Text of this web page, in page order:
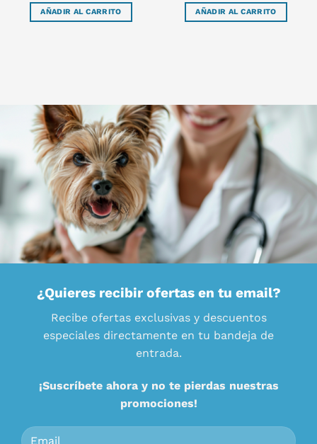
AÑADIR AL CARRITO AÑADIR AL CARRITO
¿Quieres recibir ofertas en tu email?
Recibe ofertas exclusivas y descuentos
especiales directamente en tu bandeja de
entrada.
¡Suscríbete ahora y no te pierdas nuestras
promociones!